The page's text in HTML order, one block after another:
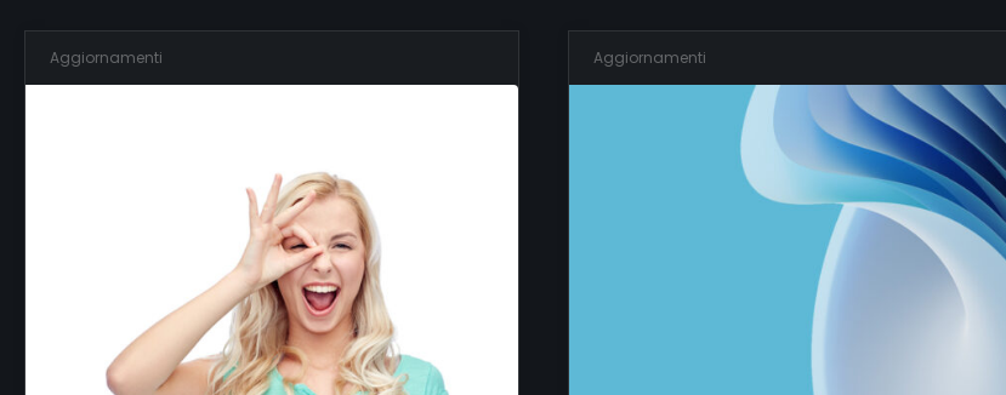
Aggiornamenti Aggiornamenti